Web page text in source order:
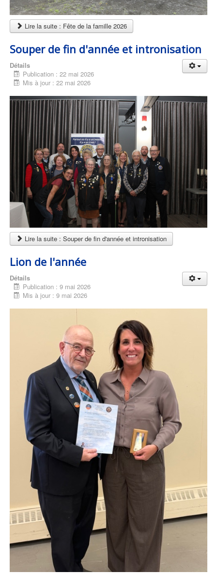
Lire la suite : Fête de la famille 2026
Souper de fin d'année et intronisation
Détails
Publication : 22 mai 2026
Mis à jour : 22 mai 2026
Lire la suite : Souper de fin d'année et intronisation
Lion de l'année
Détails
Publication : 9 mai 2026
Mis à jour : 9 mai 2026